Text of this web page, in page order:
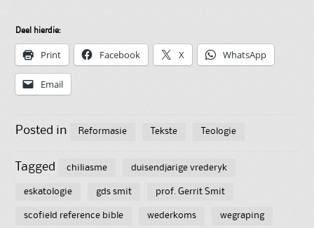
Deel hierdie:
Print Facebook X WhatsApp
Email
Posted in Reformasie Tekste Teologie
Tagged chiliasme duisendjarige vrederyk
eskatologie gds smit prof. Gerrit Smit
scofield reference bible wederkoms wegraping